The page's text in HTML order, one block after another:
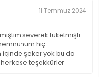
11 Temmuz 2024
severek tüketmişti
hiç
içinde şeker yok bu da
teşekkürler